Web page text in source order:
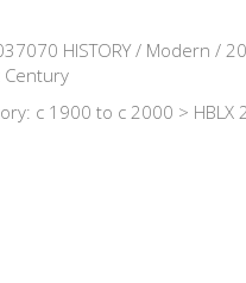
HISTORY / Modern /
Century
c 1900 to c 2000 > HBLX